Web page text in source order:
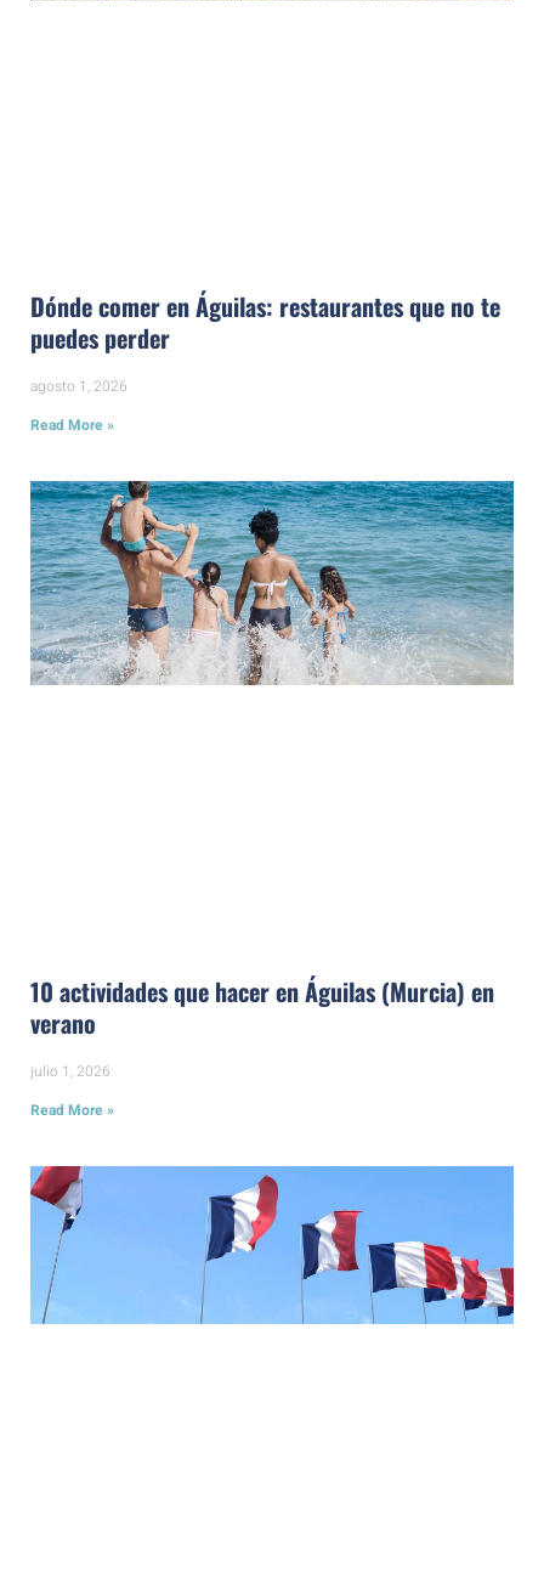
Dónde comer en Águilas: restaurantes que no te
puedes perder
agosto 1, 2026
Read More »
10 actividades que hacer en Águilas (Murcia) en
verano
julio 1, 2026
Read More »